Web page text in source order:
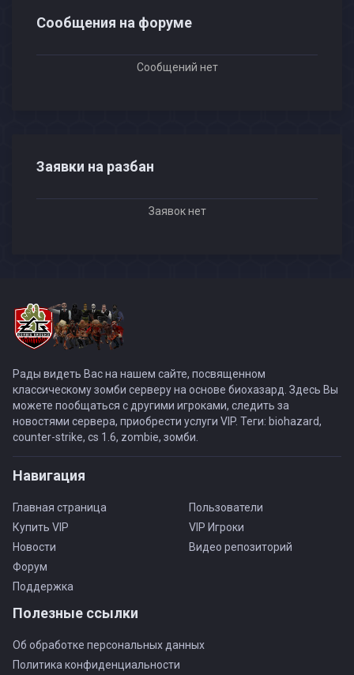
Сообщения на форуме
Сообщений нет
Заявки на разбан
Заявок нет
Рады видеть Вас на нашем сайте, посвященном
классическому зомби серверу на основе биохазард. Здесь Вы
можете пообщаться с другими игроками, следить за
новостями сервера, приобрести услуги VIP. Теги: biohazard,
counter-strike, cs 1.6, zombie, зомби.
Навигация
Главная страница
Купить VIP
Новости
Форум
Поддержка
Пользователи
VIP Игроки
Видео репозиторий
Полезные ссылки
Об обработке персональных данных
Политика конфиденциальности